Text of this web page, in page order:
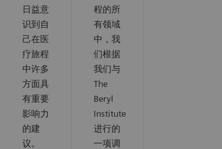
⽇益意
识到⾃
⼰在医
疗旅程
中许多
⽅⾯具
有重要
影响⼒
的建
议。
程的所
有领域
中，我
们根据
我们与
The
Beryl
Institute
进⾏的
⼀项调